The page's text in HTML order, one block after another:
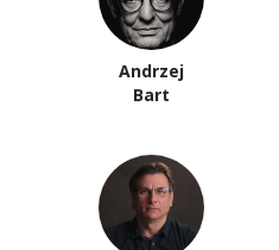
Andrzej
Bart